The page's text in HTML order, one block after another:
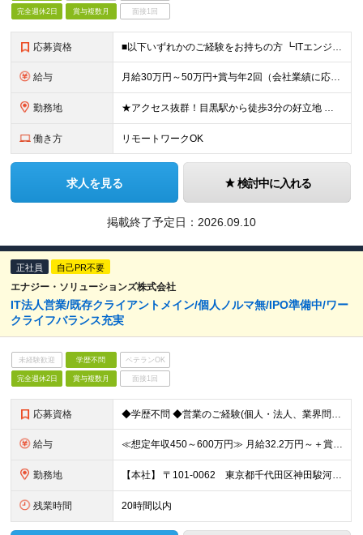
完全週休2日 賞与複数月 面接1回
応募資格 ■以下いずれかのご経験をお持ちの方 ┗ITエンジニアとしての実務経験（セキュリティ、ネットワーク、インフラ、サーバー、ソフトウェア、開発、運用サポート、ヘルプデスクなど）☆年数、業種、工程は不問 ┗I
給与 月給30万円～50万円+賞与年2回（会社業績に応じる） ※経験・年齢などを考慮の上、当社規定により優遇します。 ※固定残業代30時間分/月(6万円～10万円)を含みます。超過分は別途支給 ※試用期
勤務地 ★アクセス抜群！目黒駅から徒歩3分の好立地 ★準備やレポート作成時はリモートワークOK ■本社 東京都品川区上大崎2-24-11 目黒西口M2号館5階 ※（変更の範囲）上記を除く当社関連勤務地
働き方 リモートワークOK
求人を見る 検討中に入れる
掲載終了予定日： 2026.09.10
正社員 自己PR不要
エナジー・ソリューションズ株式会社
IT法人営業/既存クライアントメイン/個人ノルマ無/IPO準備中/ワー
クライフバランス充実
未経験歓迎 学歴不問 ベテランOK
完全週休2日 賞与複数月 面接1回
応募資格 ◆学歴不問 ◆営業のご経験(個人・法人、業界問わず) ※業界未経験の方も多数活躍中!座学研修とOJTで知識を身に付けていただくためご安心ください！
給与 ≪想定年収450～600万円≫ 月給32.2万円～＋賞与年2回（1ヶ月×2） ※月給には月30時間分(60,526円～)のみなし残業代を含みます。 超過分は別途支給します ※前職や経験を考慮の上、
勤務地 【本社】 〒101-0062 東京都千代田区神田駿河台2丁目3-11 ヒューリック御茶ノ水ビル11F ※(変更の範囲)上記を除く当社関連勤務地
残業時間 20時間以内